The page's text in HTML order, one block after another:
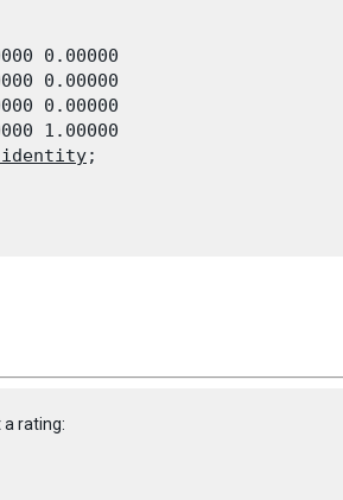
0.00000
0.00000
0.00000
1.00000
;
a rating: